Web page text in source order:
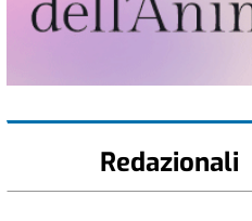
Redazionali